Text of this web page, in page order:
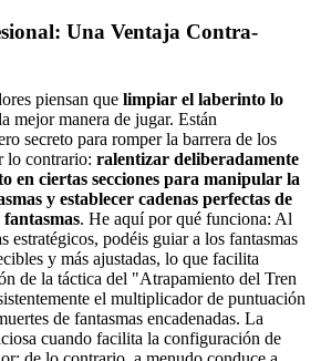
Una Ventaja Contra-
piensan que limpiar el laberinto lo
mejor manera de jugar. Están
secreto para romper la barrera de los
lo contrario: ralentizar deliberadamente
en ciertas secciones para manipular la
y establecer cadenas perfectas de
. He aquí por qué funciona: Al
estratégicos, podéis guiar a los fantasmas
y más ajustadas, lo que facilita
de la táctica del "Atrapamiento del Tren
el multiplicador de puntuación
de fantasmas encadenadas. La
cuando facilita la configuración de